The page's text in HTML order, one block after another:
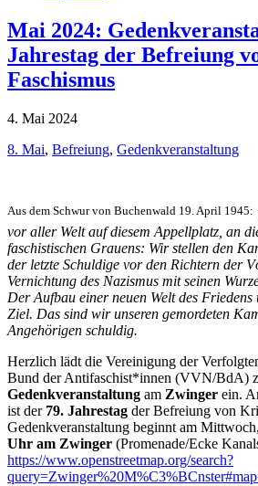
Mai 2024:
Jahrestag der Befreiung
Faschismus
4. Mai 2024
8. Mai, Befreiung, Gedenkveranstaltung
Aus dem Schwur von Buchenwald 19. April 1945:
vor aller Welt auf diesem Appellplatz, an
faschistischen Grauens: Wir stellen den
der letzte Schuldige vor den Richtern der
Vernichtung des Nazismus mit seinen
Der Aufbau einer neuen Welt des
Ziel. Das sind wir unseren gemordeten
Angehörigen schuldig.
Herzlich lädt die Vereinigung der
Bund der Antifaschist*innen (VVN/BdA)
Gedenkveranstaltung am Zwinger ein.
ist der 79. Jahrestag der Befreiung von
Gedenkveranstaltung beginnt am Mittwoch,
Uhr am Zwinger (Promenade/Ecke
https://www.openstreetmap.org/search?